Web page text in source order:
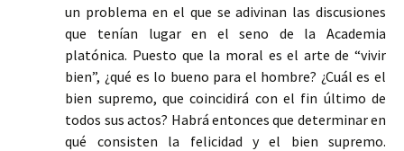
un problema en el que se adivinan las discusiones
que tenían lugar en el seno de la Academia
platónica. Puesto que la moral es el arte de “vivir
bien”, ¿qué es lo bueno para el hombre? ¿Cuál es el
bien supremo, que coincidirá con el fin último de
todos sus actos? Habrá entonces que determinar en
qué consisten la felicidad y el bien supremo.